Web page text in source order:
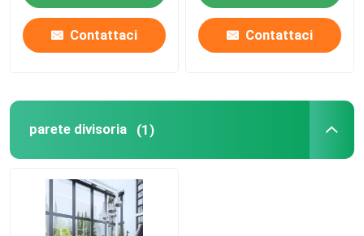
Contattaci Contattaci
parete divisoria (1)